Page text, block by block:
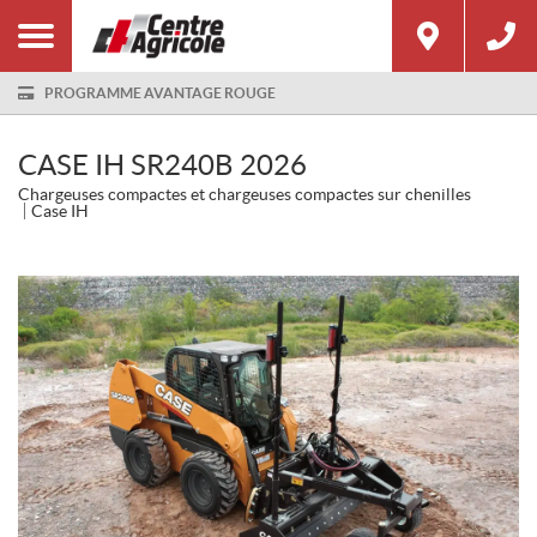
PROGRAMME AVANTAGE ROUGE
CASE IH SR240B 2026
Chargeuses compactes et chargeuses compactes sur chenilles
Case IH